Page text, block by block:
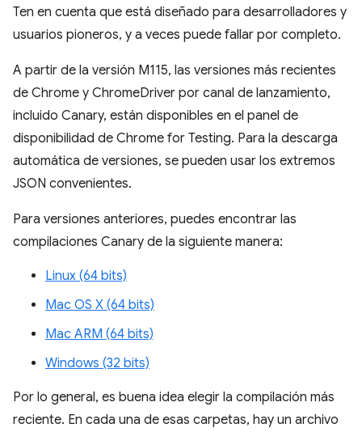
Ten en cuenta que está diseñado para desarrolladores y
usuarios pioneros, y a veces puede fallar por completo.
A partir de la versión M115, las versiones más recientes
de Chrome y ChromeDriver por canal de lanzamiento,
incluido Canary, están disponibles en el panel de
disponibilidad de Chrome for Testing. Para la descarga
automática de versiones, se pueden usar los extremos
JSON convenientes.
Para versiones anteriores, puedes encontrar las
compilaciones Canary de la siguiente manera:
Linux (64 bits)
Mac OS X (64 bits)
Mac ARM (64 bits)
Windows (32 bits)
Por lo general, es buena idea elegir la compilación más
reciente. En cada una de esas carpetas, hay un archivo